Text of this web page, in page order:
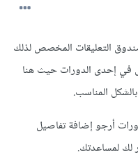
التعليقات المخصص لذلك
في إحدى الدورات حيث هنا
المناسب.
أرجو إضافة تفاصيل
لك لمساعدتك.